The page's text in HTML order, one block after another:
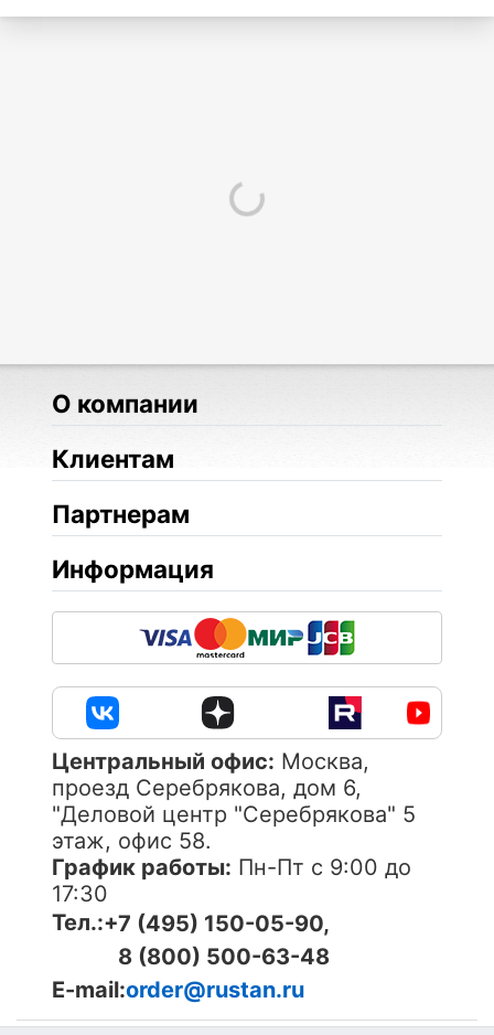
О компании
Клиентам
Партнерам
Информация
Центральный офис: Москва,
проезд Серебрякова, дом 6,
"Деловой центр "Серебрякова" 5
этаж, офис 58.
График работы: Пн-Пт с 9:00 до
17:30
Тел.:+7 (495) 150-05-90,
8 (800) 500-63-48
E-mail:order@rustan.ru